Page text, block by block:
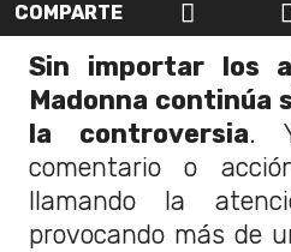
COMPARTE
Sin importar los
Madonna continúa
la controversia.
comentario o
llamando la
provocando más de